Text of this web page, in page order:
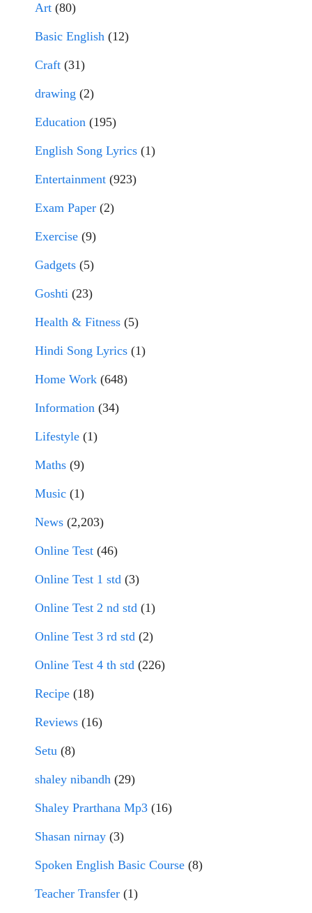
Art (80)
Basic English (12)
Craft (31)
drawing (2)
Education (195)
English Song Lyrics (1)
Entertainment (923)
Exam Paper (2)
Exercise (9)
Gadgets (5)
Goshti (23)
Health & Fitness (5)
Hindi Song Lyrics (1)
Home Work (648)
Information (34)
Lifestyle (1)
Maths (9)
Music (1)
News (2,203)
Online Test (46)
Online Test 1 std (3)
Online Test 2 nd std (1)
Online Test 3 rd std (2)
Online Test 4 th std (226)
Recipe (18)
Reviews (16)
Setu (8)
shaley nibandh (29)
Shaley Prarthana Mp3 (16)
Shasan nirnay (3)
Spoken English Basic Course (8)
Teacher Transfer (1)